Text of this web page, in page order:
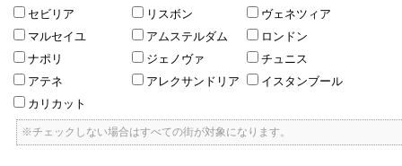
セビリア
リスボン
ヴェネツィア
マルセイユ
アムステルダム
ロンドン
ナポリ
ジェノヴァ
チュニス
アテネ
アレクサンドリア
イスタンブール
カリカット
※チェックしない場合はすべての街が対象になります。